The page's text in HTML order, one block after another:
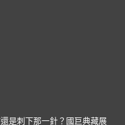
是刺下那一針？國巨典藏展